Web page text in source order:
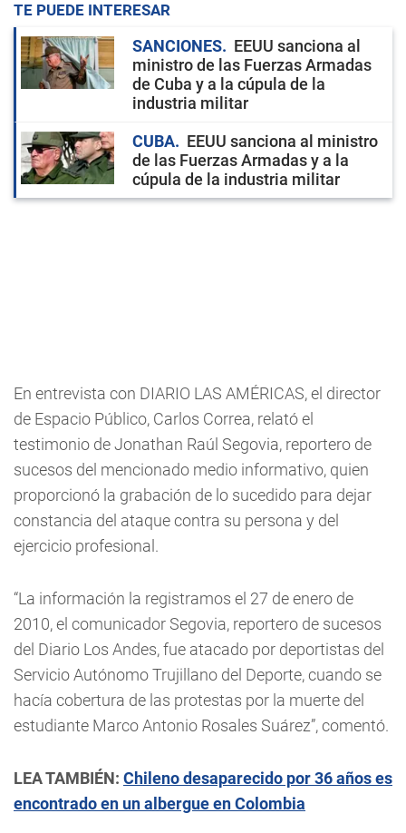
TE PUEDE INTERESAR
SANCIONES
EEUU sanciona al
ministro de las Fuerzas Armadas
de Cuba y a la cúpula de la
industria militar
CUBA
EEUU sanciona al ministro
de las Fuerzas Armadas y a la
cúpula de la industria militar
En entrevista con DIARIO LAS AMÉRICAS, el director
de Espacio Público, Carlos Correa, relató el
testimonio de Jonathan Raúl Segovia, reportero de
sucesos del mencionado medio informativo, quien
proporcionó la grabación de lo sucedido para dejar
constancia del ataque contra su persona y del
ejercicio profesional.
“La información la registramos el 27 de enero de
2010, el comunicador Segovia, reportero de sucesos
del Diario Los Andes, fue atacado por deportistas del
Servicio Autónomo Trujillano del Deporte, cuando se
hacía cobertura de las protestas por la muerte del
estudiante Marco Antonio Rosales Suárez”, comentó.
LEA TAMBIÉN: Chileno desaparecido por 36 años es
encontrado en un albergue en Colombia